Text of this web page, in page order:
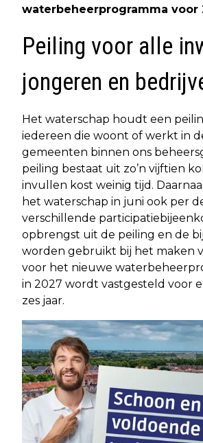
waterbeheerprogramma voor
Peiling voor alle
jongeren en
Het waterschap houdt een
iedereen die woont of werkt in
gemeenten binnen ons
peiling bestaat uit zo’n vijftien
invullen kost weinig tijd.
het waterschap in juni ook per
verschillende
opbrengst uit de peiling en de
worden gebruikt bij het maken
voor het nieuwe
in 2027 wordt vastgesteld voor
zes jaar.